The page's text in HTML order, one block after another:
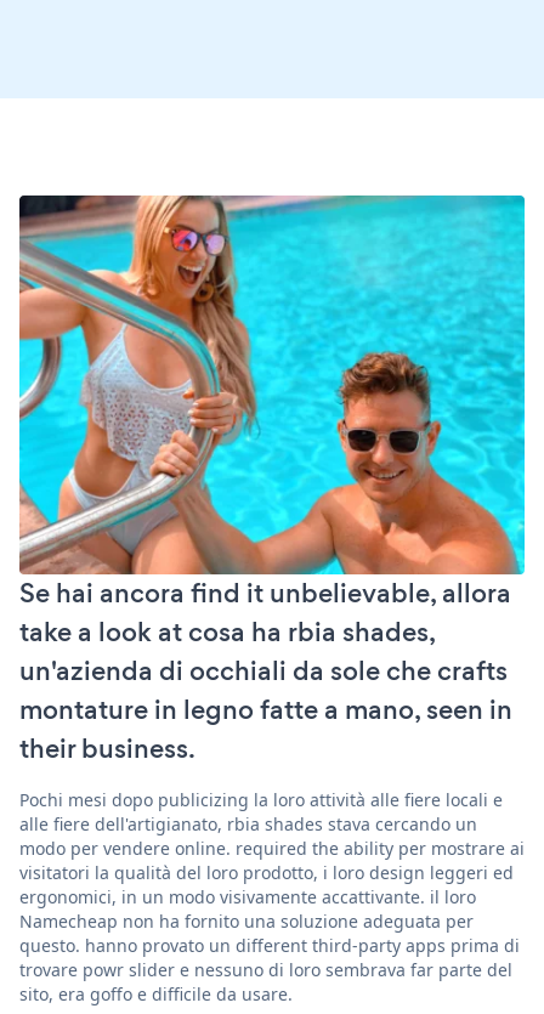
Se hai ancora find it unbelievable, allora
take a look at cosa ha rbia shades,
un'azienda di occhiali da sole che crafts
montature in legno fatte a mano, seen in
their business.
Pochi mesi dopo publicizing la loro attività alle fiere locali e
alle fiere dell'artigianato, rbia shades stava cercando un
modo per vendere online. required the ability per mostrare ai
visitatori la qualità del loro prodotto, i loro design leggeri ed
ergonomici, in un modo visivamente accattivante. il loro
Namecheap non ha fornito una soluzione adeguata per
questo. hanno provato un different third-party apps prima di
trovare powr slider e nessuno di loro sembrava far parte del
sito, era goffo e difficile da usare.